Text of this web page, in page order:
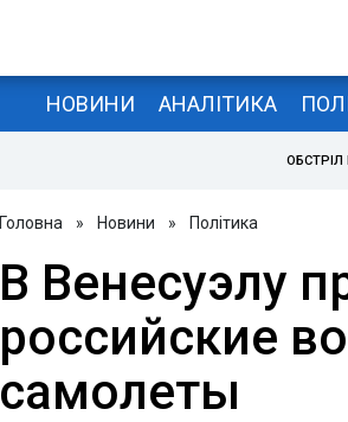
НОВИНИ АНАЛІТИКА
ОБСТРІЛ
Головна » Новини » Політика
В Венесуэлу
российские
самолеты